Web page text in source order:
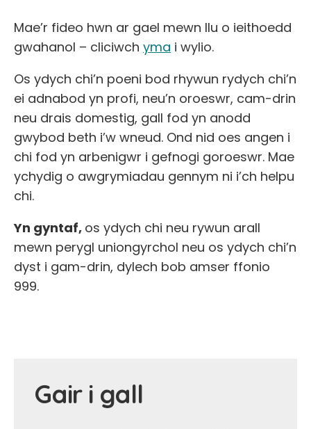
Mae’r fideo hwn ar gael mewn llu o ieithoedd
gwahanol – cliciwch yma i wylio.
Os ydych chi’n poeni bod rhywun rydych chi’n
ei adnabod yn profi, neu’n oroeswr, cam-drin
neu drais domestig, gall fod yn anodd
gwybod beth i’w wneud. Ond nid oes angen i
chi fod yn arbenigwr i gefnogi goroeswr. Mae
ychydig o awgrymiadau gennym ni i’ch helpu
chi.
Yn gyntaf, os ydych chi neu rywun arall
mewn perygl uniongyrchol neu os ydych chi’n
dyst i gam-drin, dylech bob amser ffonio
999.
Gair i gall